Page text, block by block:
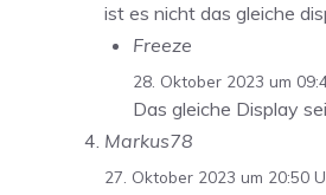
ist es nicht das gleiche
Freeze
28. Oktober 2023 um
Das gleiche Display
Markus78
27. Oktober 2023 um 20:50